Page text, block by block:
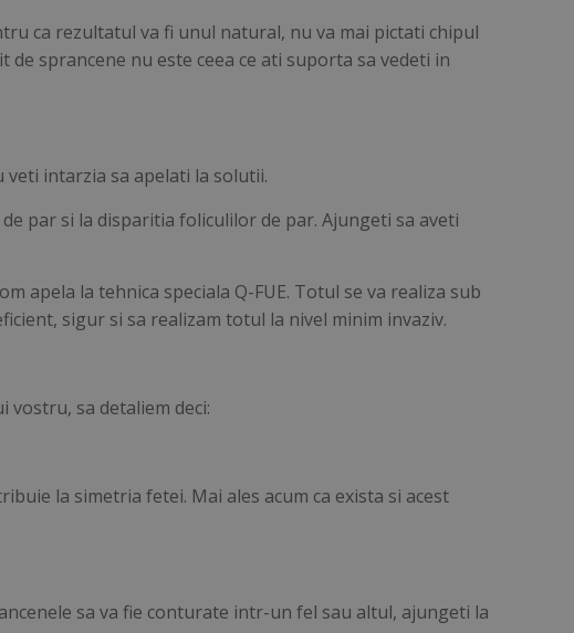
ca rezultatul va fi unul natural, nu va mai pictati chipul
sprancene nu este ceea ce ati suporta sa vedeti in
intarzia sa apelati la solutii.
par si la disparitia foliculilor de par. Ajungeti sa aveti
apela la tehnica speciala Q-FUE. Totul se va realiza sub
sigur si sa realizam totul la nivel minim invaziv.
vostru, sa detaliem deci:
la simetria fetei. Mai ales acum ca exista si acest
sa va fie conturate intr-un fel sau altul, ajungeti la